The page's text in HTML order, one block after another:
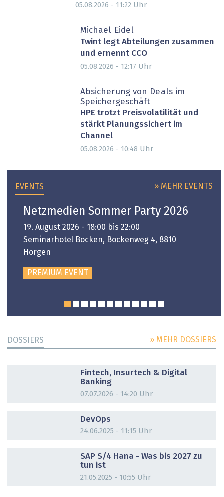
05.08.2026 - 11:22 Uhr
Michael Eidel
Twint legt Abteilungen zusammen
und ernennt CCO
05.08.2026 - 12:17 Uhr
Absicherung von Deals im
Speichergeschäft
HPE trotzt Preisvolatilität und
stärkt Planungssichert im
Channel
05.08.2026 - 10:48 Uhr
EVENTS » MEHR EVENTS
Netzmedien Sommer Party 2026
19. August 2026 - 18:00 bis 22:00
Seminarhotel Bocken, Bockenweg 4, 8810
Horgen
PREMIUM EVENT
DOSSIERS » MEHR DOSSIERS
Fintech, Insurtech & Digital
Banking
07.07.2026 - 14:20 Uhr
DevOps
24.06.2025 - 11:15 Uhr
SAP S/4 Hana - Was bis 2027 zu
tun ist
21.05.2025 - 10:55 Uhr